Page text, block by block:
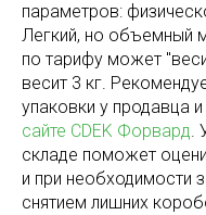
параметров:
Легкий, но объемный
по тарифу может
весит 3 кг.
упаковки у продавца
сайте CDEK Форвард.
складе поможет
и при необходимости
снятием лишних